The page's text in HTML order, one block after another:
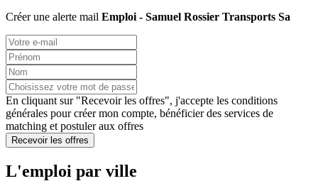
Créer une alerte mail Emploi - Samuel Rossier Transports Sa
En cliquant sur "Recevoir les offres", j'accepte les conditions
générales pour créer mon compte, bénéficier des services de
matching et postuler aux offres
Recevoir les offres
L'emploi par ville